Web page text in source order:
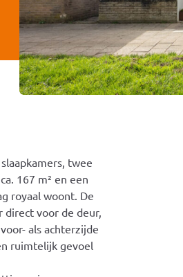
twee
167 m² en een
royaal woont. De
direct voor de deur,
als achterzijde
ruimtelijk gevoel